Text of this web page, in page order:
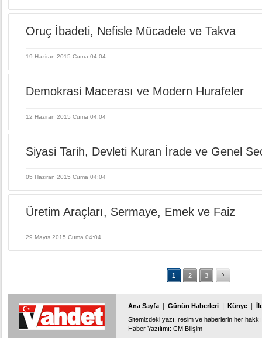
Oruç İbadeti, Nefisle Mücadele ve Takva
19 Haziran 2015 Cuma 04:04
Demokrasi Macerası ve Modern Hurafeler
12 Haziran 2015 Cuma 04:04
Siyasi Tarih, Devleti Kuran İrade ve Genel
05 Haziran 2015 Cuma 04:04
Üretim Araçları, Sermaye, Emek ve Faiz
29 Mayıs 2015 Cuma 04:04
1 2 3
Ana Sayfa Günün Haberleri Künye
Sitemizdeki yazı, resim ve haberlerin her
Haber Yazılımı: CM Bilişim